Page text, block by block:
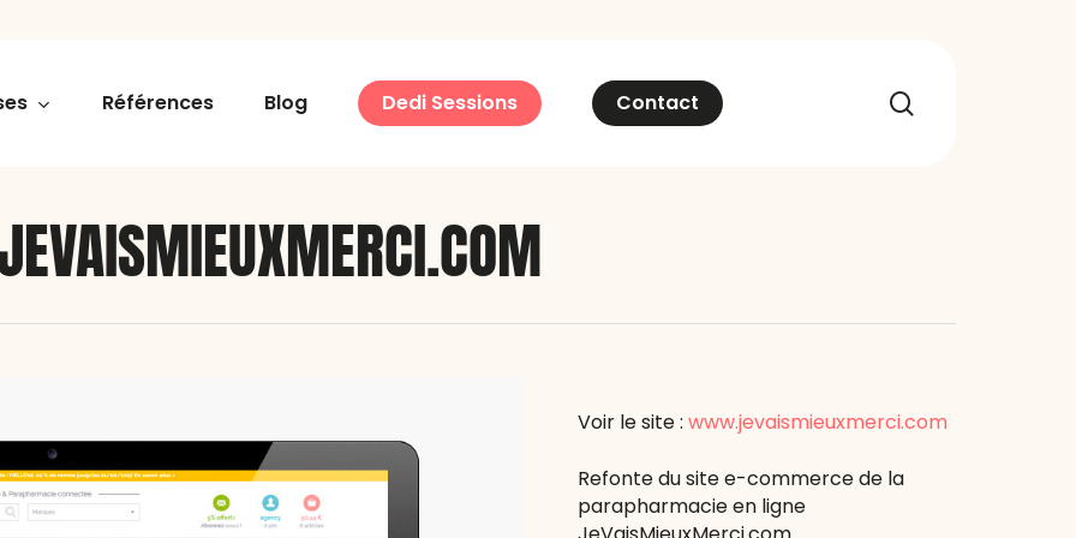
Références Blog Dedi Sessions Contact
Voir le site :www.jevaismieuxmerci.com
Refonte du site e-commerce de la
parapharmacie en ligne